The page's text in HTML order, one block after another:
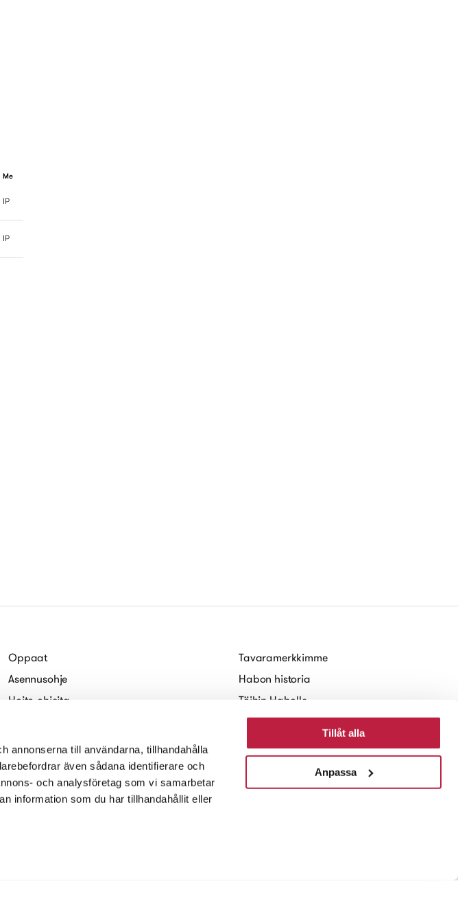
annonserna till användarna, tillhandahålla
även sådana identifierare och
och analysföretag som vi samarbetar
information som du har tillhandahållit eller
Tillåt alla
Anpassa
Me
IP
IP
Oppaat
Asennusohje
Hoito-ohjeita
Sähköiset esitteet
Tavaramerkkimme
Habon historia
Töihin Habolle
Kestävä kehitys